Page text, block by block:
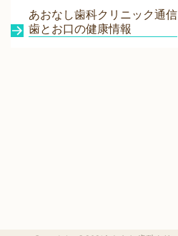
あおなし歯科クリニック通信
歯とお口の健康情報